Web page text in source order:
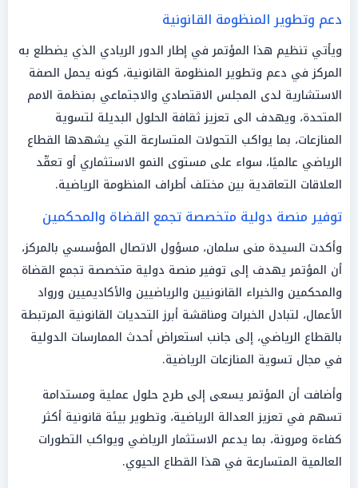
دعم وتطوير المنظومة القانونية
ويأتي تنظيم هذا المؤتمر في إطار الدور الريادي الذي يضطلع به
المركز في دعم وتطوير المنظومة القانونية، كونه يحمل الصفة
الاستشارية لدى المجلس الاقتصادي والاجتماعي بمنظمة الامم
المتحدة، ويهدف الى تعزيز ثقافة الحلول البديلة لتسوية
المنازعات، بما يواكب التحولات المتسارعة التي يشهدها القطاع
الرياضي عالميًا، سواء على مستوى النمو الاستثماري أو تعقّد
العلاقات التعاقدية بين مختلف أطراف المنظومة الرياضية.
توفير منصة دولية متخصصة تجمع القضاة والمحكمين
وأكدت السيدة منى سلمان، مسؤول الاتصال المؤسسي بالمركز،
أن المؤتمر يهدف إلى توفير منصة دولية متخصصة تجمع القضاة
والمحكمين والخبراء القانونيين والرياضيين والأكاديميين ورواد
الأعمال، لتبادل الخبرات ومناقشة أبرز التحديات القانونية المرتبطة
بالقطاع الرياضي، إلى جانب استعراض أحدث الممارسات الدولية
في مجال تسوية المنازعات الرياضية.
وأضافت أن المؤتمر يسعى إلى طرح حلول عملية ومستدامة
تسهم في تعزيز العدالة الرياضية، وتطوير بيئة قانونية أكثر
كفاءة ومرونة، بما يدعم الاستثمار الرياضي ويواكب التطورات
العالمية المتسارعة في هذا القطاع الحيوي.